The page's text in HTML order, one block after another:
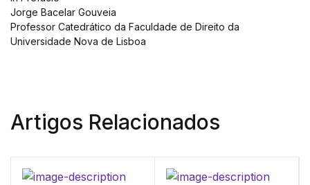
Jorge Bacelar Gouveia
Professor Catedrático da Faculdade de Direito da
Universidade Nova de Lisboa
Artigos Relacionados